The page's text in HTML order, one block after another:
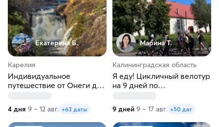
Екатерина Б.
Карелия
Индивидуальное
путешествие от Онеги до
4 дня 9 – 12 авг. +63 даты
Марина Т.
Калининградская область
Я еду! Цикличный велотур
на 9 дней по
9 дней 9 – 17 авг. +50 дат